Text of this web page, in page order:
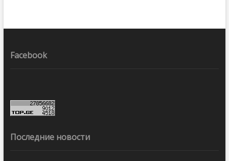
Facebook
Последние новости